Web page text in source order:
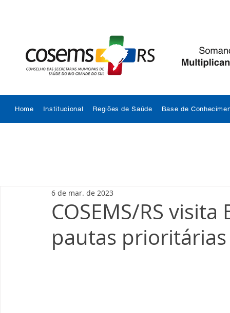
Home Institucional Regiões de Saúde Base de
COSEMS/RS
pautas
6 de mar. de 2023